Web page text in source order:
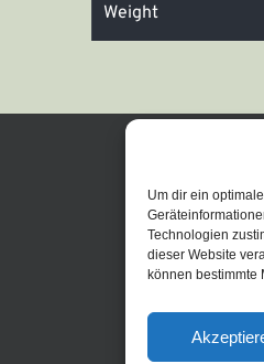
Um dir ein
Technologien
dieser Website
können bestimmte
Weight